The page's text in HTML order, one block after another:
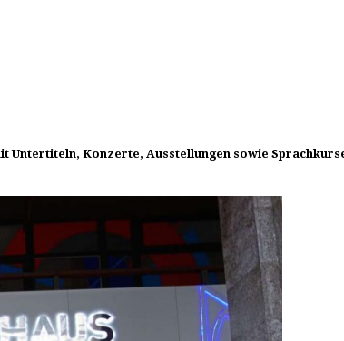
Untertiteln, Konzerte, Ausstellungen sowie